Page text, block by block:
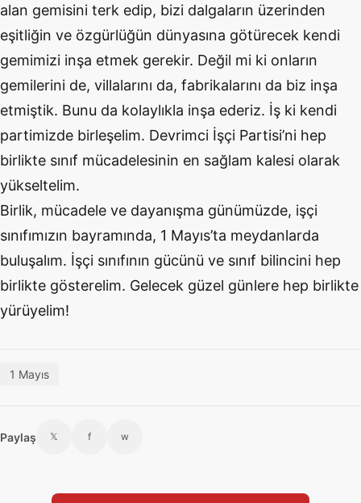
alan gemisini terk edip, bizi dalgaların üzerinden
eşitliğin ve özgürlüğün dünyasına götürecek kendi
gemimizi inşa etmek gerekir. Değil mi ki onların
gemilerini de, villalarını da, fabrikalarını da biz inşa
etmiştik. Bunu da kolaylıkla inşa ederiz. İş ki kendi
partimizde birleşelim. Devrimci İşçi Partisi’ni hep
birlikte sınıf mücadelesinin en sağlam kalesi olarak
yükseltelim.
Birlik, mücadele ve dayanışma günümüzde, işçi
sınıfımızın bayramında, 1 Mayıs’ta meydanlarda
buluşalım. İşçi sınıfının gücünü ve sınıf bilincini hep
birlikte gösterelim. Gelecek güzel günlere hep birlikte
yürüyelim!
1 Mayıs
Paylaş 𝕏 f w